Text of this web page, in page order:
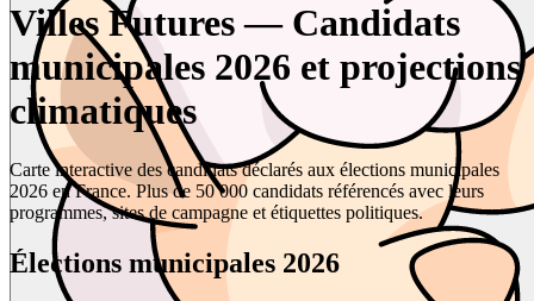
Villes Futures — Candidats
municipales 2026 et projections
climatiques
Carte interactive des candidats déclarés aux élections municipales
2026 en France. Plus de 50 000 candidats référencés avec leurs
programmes, sites de campagne et étiquettes politiques.
Élections municipales 2026